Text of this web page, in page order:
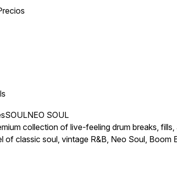
SOULNEO SOUL
collection of live-feeling drum breaks,
of classic soul, vintage R&B, Neo Soul,
you're chopping samples, layering